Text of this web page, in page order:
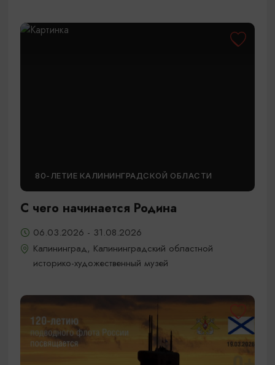
80-ЛЕТИЕ КАЛИНИНГРАДСКОЙ ОБЛАСТИ
С чего начинается Родина
06.03.2026 - 31.08.2026
Калининград, Калининградский областной
историко-художественный музей